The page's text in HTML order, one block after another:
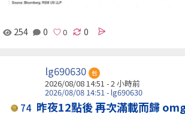
254 0 0
lg690630 包
2026/08/08 14:51 -2 小時前
2026/08/08 14:51 - lg690630
74 昨夜12點後 再次滿載而歸